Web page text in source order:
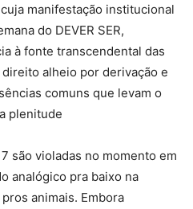
manifestação institucional
do DEVER SER,
à fonte transcendental das
alheio por derivação e
comuns que levam o
plenitude
são violadas no momento em
analógico pra baixo na
animais. Embora